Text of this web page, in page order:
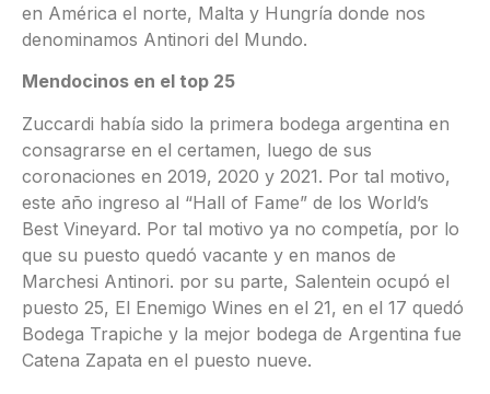
en América el norte, Malta y Hungría donde nos
denominamos Antinori del Mundo.
Mendocinos en el top 25
Zuccardi había sido la primera bodega argentina en
consagrarse en el certamen, luego de sus
coronaciones en 2019, 2020 y 2021. Por tal motivo,
este año ingreso al “Hall of Fame” de los World’s
Best Vineyard. Por tal motivo ya no competía, por lo
que su puesto quedó vacante y en manos de
Marchesi Antinori. por su parte, Salentein ocupó el
puesto 25, El Enemigo Wines en el 21, en el 17 quedó
Bodega Trapiche y la mejor bodega de Argentina fue
Catena Zapata en el puesto nueve.